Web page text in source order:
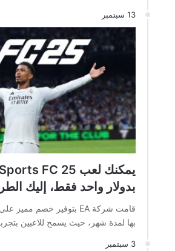
13 سبتمبر
بدولار واحد فقط، إليك
بها لمدة شهر، حيث يسمح للاعبين
3 سبتمبر